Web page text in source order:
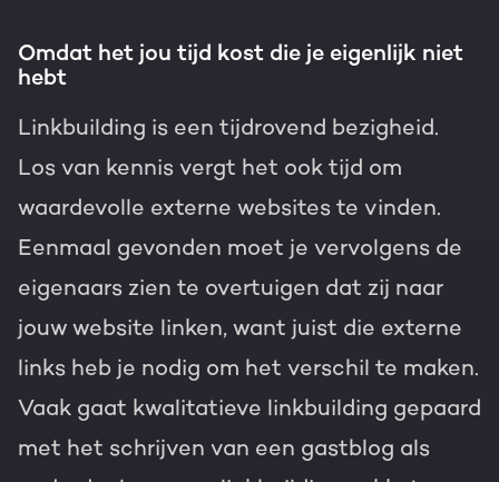
Omdat het jou tijd kost die je eigenlijk niet
hebt
Linkbuilding is een tijdrovend bezigheid.
Los van kennis vergt het ook tijd om
waardevolle externe websites te vinden.
Eenmaal gevonden moet je vervolgens de
eigenaars zien te overtuigen dat zij naar
jouw website linken, want juist die externe
links heb je nodig om het verschil te maken.
Vaak gaat kwalitatieve linkbuilding gepaard
met het schrijven van een gastblog als